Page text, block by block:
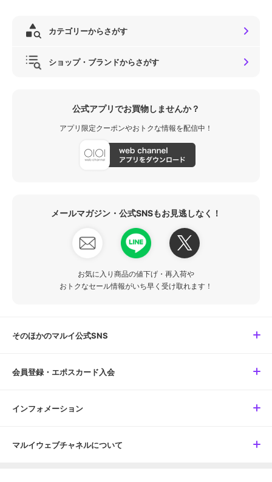
カテゴリーからさがす
ショップ・ブランドからさがす
公式アプリでお買物しませんか？
アプリ限定クーポンやおトクな情報を配信中！
メールマガジン・公式SNSもお見逃しなく！
お気に入り商品の値下げ・再入荷や
おトクなセール情報がいち早く受け取れます！
そのほかのマルイ公式SNS
会員登録・エポスカード入会
インフォメーション
マルイウェブチャネルについて